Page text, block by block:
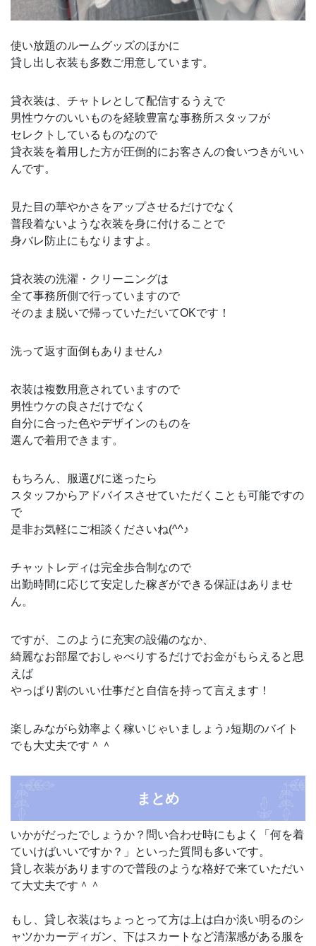
使い放題のルームグッズのほかに
貸し出し衣装も多数ご用意しています。
貸衣装は、チャトレとして配信するうえで
男性ウケのいいものを経験豊富な事務所スタッフが
セレクトしているものなので
貸衣装を着用した方が圧倒的にお客さんの食いつきがいい
んです。
見た目の華やかさをアップさせるだけでなく
普段着ないような衣装を身に付けることで
身バレ防止にもなりますよ。
貸衣装の洗濯・クリーニングは
全て事務所側で行っていますので
そのまま脱いで帰っていただいてOKです！
洗って返す面倒もありません♪
衣装は複数用意されていますので
男性ウケの良さだけでなく
自分に合った色やデザインのものを
選んで着用できます。
もちろん、服選びに迷ったら
スタッフからアドバイスさせていただくことも可能ですの
で
是非お気軽にご相談くださいね(^^♪
チャットレディは完全歩合制なので
出勤時間に応じて安定した稼ぎができる保証はありませ
ん。
ですが、このように充実の設備のなか、
綺麗なお部屋でおしゃべりするだけでお金がもらえると思
えば
やっぱり割のいい仕事だと自信を持って言えます！
楽しみながら効率よく稼いじゃいましょう♪短期のバイト
でも大丈夫です＾＾
まとめ
いかがだったでしょうか？問い合わせ時にもよく「何を着
ていけばいいですか？」といった質問も多いです。
貸し衣装がありますので普段のような格好で来ていただい
て大丈夫です＾＾
もし、貸し衣装はちょっとって方は上は白か淡い明るのシ
ャツかカーディガン、下はスカートなど清潔感がある服を